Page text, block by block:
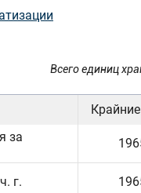
Всего единиц
за
г.